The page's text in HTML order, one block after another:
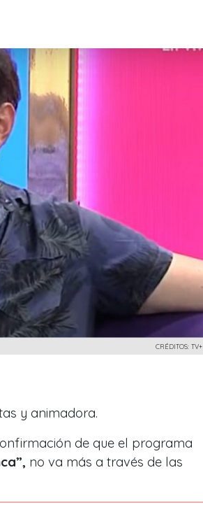
CRÉDITOS: TV+
y animadora.
de que el programa
no va más a través de las